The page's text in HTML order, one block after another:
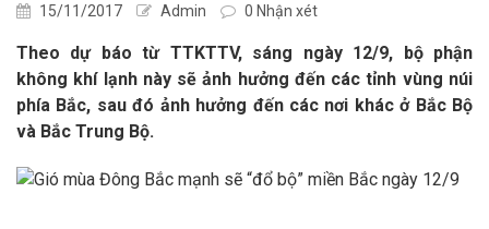
15/11/2017 Admin 0 Nhận xét
Theo dự báo từ TTKTTV, sáng ngày 12/9, bộ phận
không khí lạnh này sẽ ảnh hưởng đến các tỉnh vùng núi
phía Bắc, sau đó ảnh hưởng đến các nơi khác ở Bắc Bộ
và Bắc Trung Bộ.